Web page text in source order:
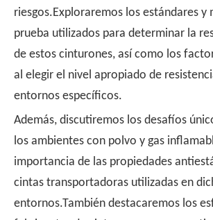
riesgos.Exploraremos los estándares y
prueba utilizados para determinar la
de estos cinturones, así como los
al elegir el nivel apropiado de
entornos específicos.
Además, discutiremos los desafíos
los ambientes con polvo y gas
importancia de las propiedades
cintas transportadoras utilizadas en
entornos.También destacaremos los